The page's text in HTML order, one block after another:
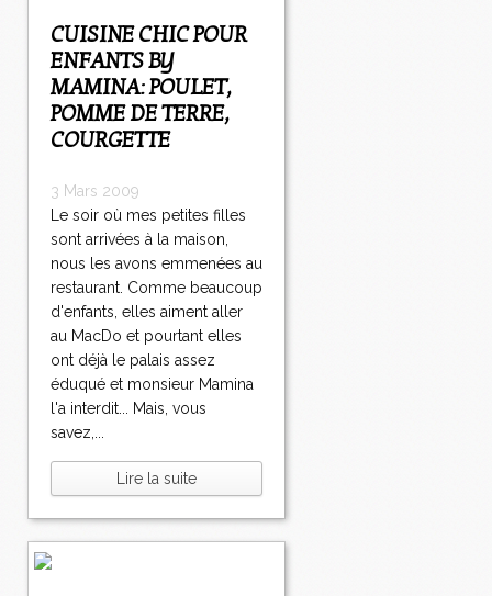
CUISINE CHIC POUR
ENFANTS BY
MAMINA: POULET,
POMME DE TERRE,
COURGETTE
3 Mars 2009
Le soir où mes petites filles
sont arrivées à la maison,
nous les avons emmenées au
restaurant. Comme beaucoup
d'enfants, elles aiment aller
au MacDo et pourtant elles
ont déjà le palais assez
éduqué et monsieur Mamina
l'a interdit... Mais, vous
savez,...
Lire la suite